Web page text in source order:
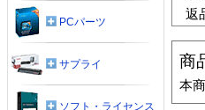
返
商
本
PCパーツ
サプライ
ソフト・ライセンス